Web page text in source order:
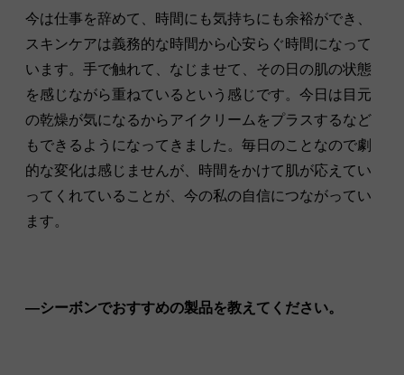
今は仕事を辞めて、時間にも気持ちにも余裕ができ、
スキンケアは義務的な時間から心安らぐ時間になって
います。手で触れて、なじませて、その日の肌の状態
を感じながら重ねているという感じです。今日は目元
の乾燥が気になるからアイクリームをプラスするなど
もできるようになってきました。毎日のことなので劇
的な変化は感じませんが、時間をかけて肌が応えてい
ってくれていることが、今の私の自信につながってい
ます。
—シーボンでおすすめの製品を教えてください。